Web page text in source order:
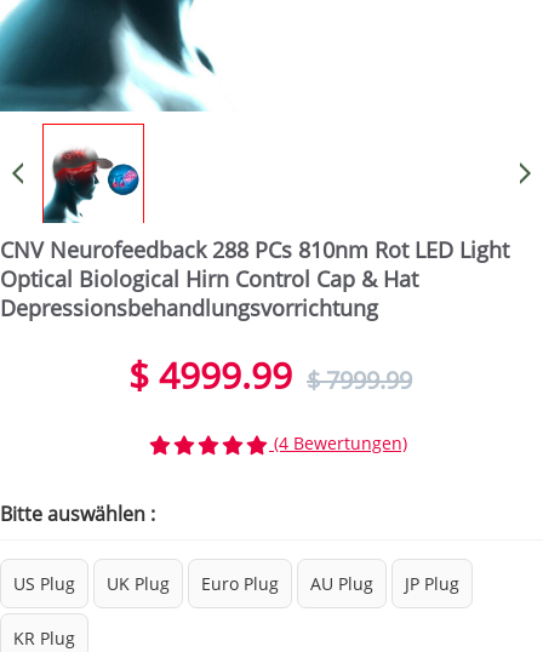
CNV Neurofeedback 288 PCs 810nm Rot LED Light
Optical Biological Hirn Control Cap & Hat
Depressionsbehandlungsvorrichtung
$ 4999.99 $ 7999.99
(4 Bewertungen)
Bitte auswählen :
US Plug UK Plug Euro Plug AU Plug JP Plug
KR Plug